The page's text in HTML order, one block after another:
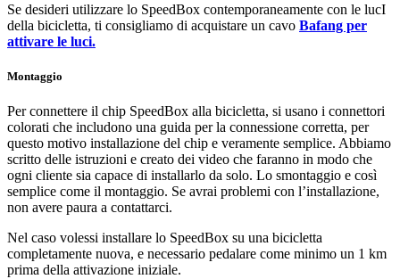
Se desideri utilizzare lo SpeedBox contemporaneamente con le lucI
della bicicletta, ti consigliamo di acquistare un cavo Bafang per
attivare le luci.
Montaggio
Per connettere il chip SpeedBox alla bicicletta, si usano i connettori
colorati che includono una guida per la connessione corretta, per
questo motivo installazione del chip e veramente semplice. Abbiamo
scritto delle istruzioni e creato dei video che faranno in modo che
ogni cliente sia capace di installarlo da solo. Lo smontaggio e così
semplice come il montaggio. Se avrai problemi con l’installazione,
non avere paura a contattarci.
Nel caso volessi installare lo SpeedBox su una bicicletta
completamente nuova, e necessario pedalare come minimo un 1 km
prima della attivazione iniziale.